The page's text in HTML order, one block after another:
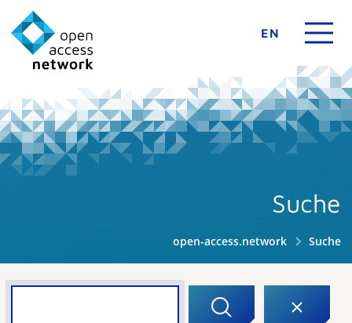
EN
Suche
open-access.network Suche